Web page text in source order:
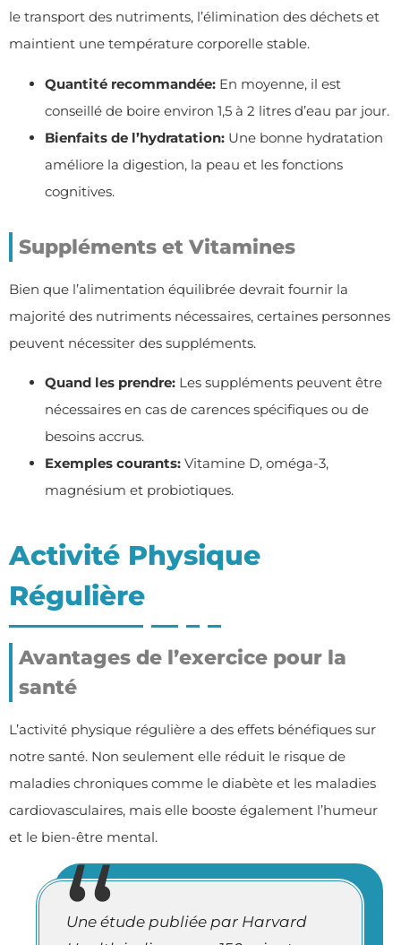
le transport des nutriments, l’élimination des déchets et
maintient une température corporelle stable.
Quantité recommandée: En moyenne, il est
conseillé de boire environ 1,5 à 2 litres d’eau par jour.
Bienfaits de l’hydratation: Une bonne hydratation
améliore la digestion, la peau et les fonctions
cognitives.
Suppléments et Vitamines
Bien que l’alimentation équilibrée devrait fournir la
majorité des nutriments nécessaires, certaines personnes
peuvent nécessiter des suppléments.
Quand les prendre: Les suppléments peuvent être
nécessaires en cas de carences spécifiques ou de
besoins accrus.
Exemples courants: Vitamine D, oméga-3,
magnésium et probiotiques.
Activité Physique
Régulière
Avantages de l’exercice pour la
santé
L’activité physique régulière a des effets bénéfiques sur
notre santé. Non seulement elle réduit le risque de
maladies chroniques comme le diabète et les maladies
cardiovasculaires, mais elle booste également l’humeur
et le bien-être mental.
Une étude publiée par Harvard